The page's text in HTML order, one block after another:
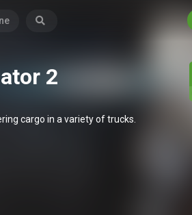
2
cargo in a variety of trucks.